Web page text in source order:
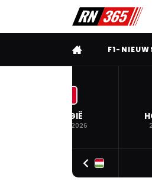
VOLLEDIG MENU
F1-
BELGIË
19 JUL. 2026